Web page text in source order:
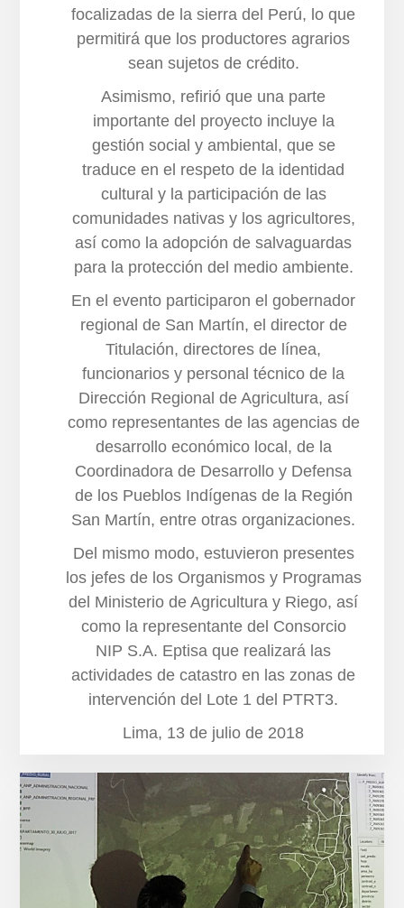
focalizadas de la sierra del Perú, lo que
permitirá que los productores agrarios
sean sujetos de crédito.
Asimismo, refirió que una parte
importante del proyecto incluye la
gestión social y ambiental, que se
traduce en el respeto de la identidad
cultural y la participación de las
comunidades nativas y los agricultores,
así como la adopción de salvaguardas
para la protección del medio ambiente.
En el evento participaron el gobernador
regional de San Martín, el director de
Titulación, directores de línea,
funcionarios y personal técnico de la
Dirección Regional de Agricultura, así
como representantes de las agencias de
desarrollo económico local, de la
Coordinadora de Desarrollo y Defensa
de los Pueblos Indígenas de la Región
San Martín, entre otras organizaciones.
Del mismo modo, estuvieron presentes
los jefes de los Organismos y Programas
del Ministerio de Agricultura y Riego, así
como la representante del Consorcio
NIP S.A. Eptisa que realizará las
actividades de catastro en las zonas de
intervención del Lote 1 del PTRT3.
Lima, 13 de julio de 2018